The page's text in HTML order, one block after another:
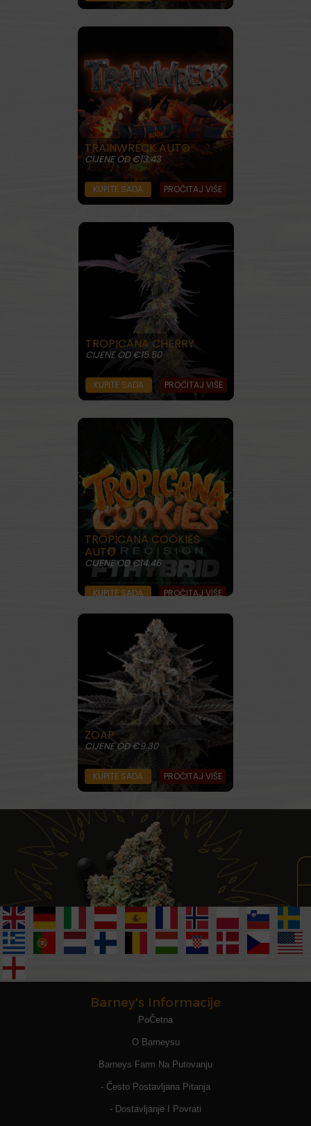
TRAINWRECK AUTO
CIJENE OD €13.43
KUPITE SADA PROČITAJ VIŠE
TROPICANA CHERRY
CIJENE OD €15.50
KUPITE SADA PROČITAJ VIŠE
TROPICANA COOKIES
AUTO
CIJENE OD €14.46
KUPITE SADA PROČITAJ VIŠE
ZOAP
CIJENE OD €9.30
KUPITE SADA PROČITAJ VIŠE
Barney's Informacije
PoČetna
O Barneysu
Barneys Farm Na Putovanju
- Često Postavljana Pitanja
- Dostavljanje I Povrati